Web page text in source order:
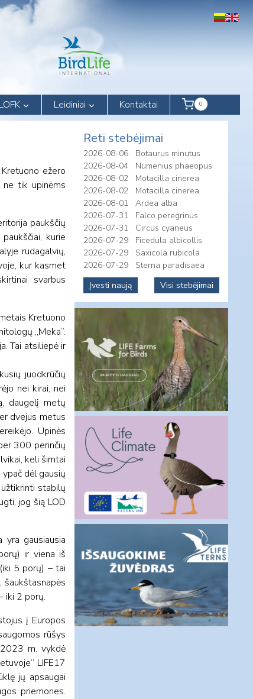
LOFK Leidiniai Kontaktai 0
ežero
tik upinėms
paukščių
kurie
rudagalvių,
kur kasmet
svarbus
Kretuono
„Meka“.
Tai atsiliepė ir
juodkrūčių
nei kirai, nei
daugelį metų
dvejus metus
Upinės
300 perinčių
keli šimtai
dėl gausių
stabilų
jog šią LOD
gausiausia
ir viena iš
5 porų) – tai
šaukštasnapės
iki 2 porų.
į Europos
rūšys
m. vykdė
LIFE17
jų apsaugai
priemones.
Reti stebėjimai
2026-08-06
Botaurus minutus
2026-08-04
Numenius phaeopus
2026-08-02
Motacilla cinerea
2026-08-02
Motacilla cinerea
2026-08-01
Ardea alba
2026-07-31
Falco peregrinus
2026-07-31
Circus cyaneus
2026-07-29
Ficedula albicollis
2026-07-29
Saxicola rubicola
2026-07-29
Sterna paradisaea
Įvesti naują
Visi stebėjimai